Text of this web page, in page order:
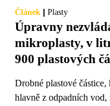
Článek | Plasty
Úpravny
mikroplasty, v
900 plastových
Drobné plastové
hlavně z odpadních